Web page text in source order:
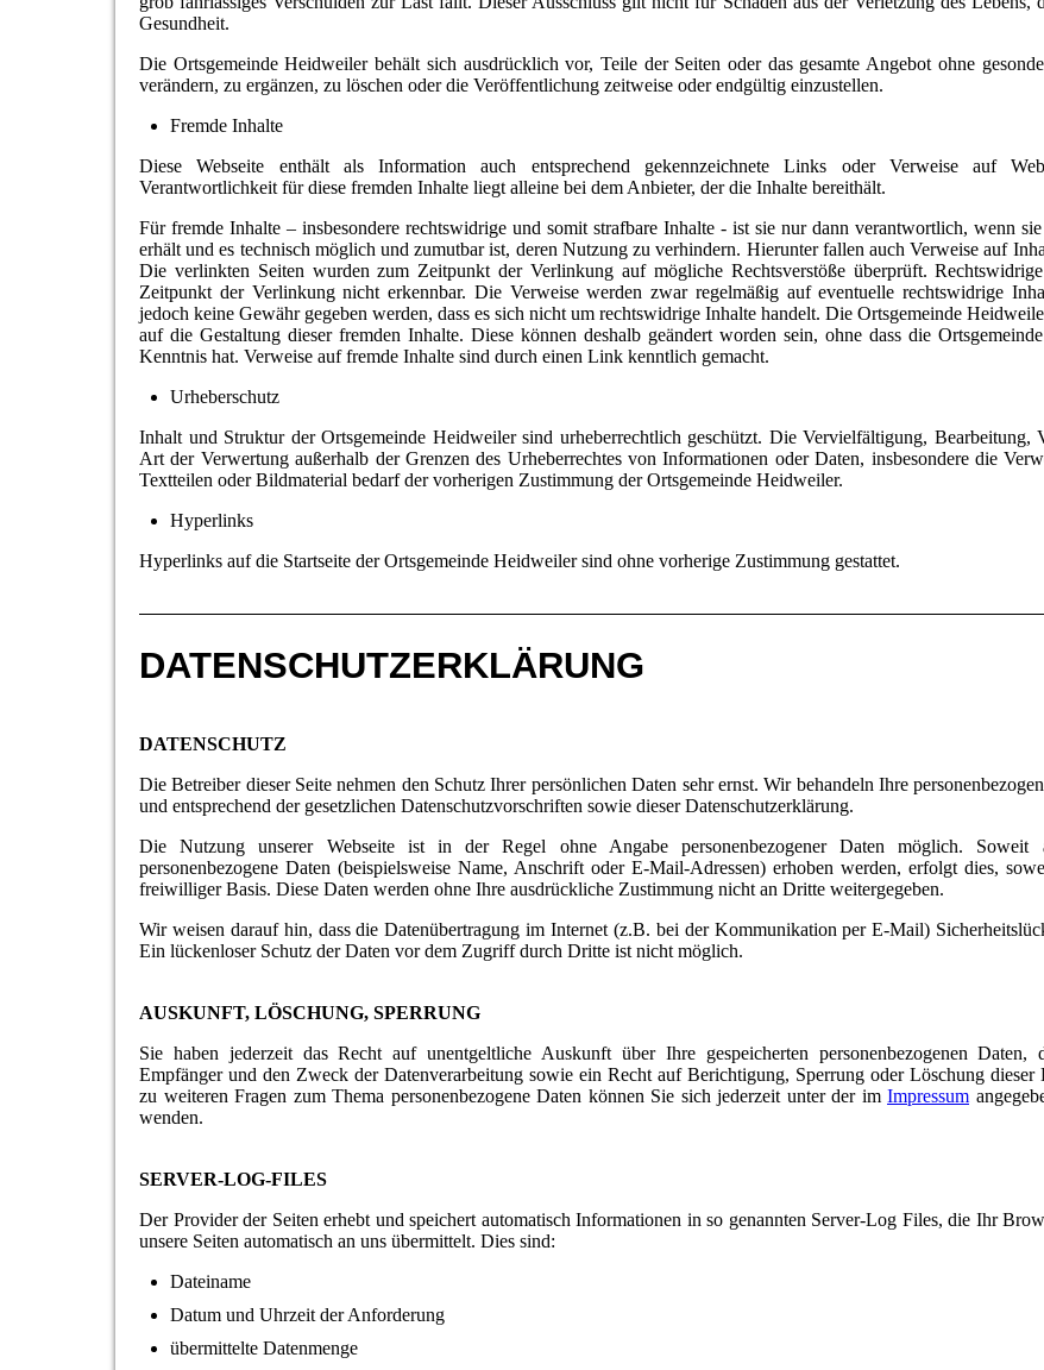
Gesundheit.
Die Ortsgemeinde Heidweiler behält sich ausdrücklich vor, Teile der Seiten oder das gesamte Angebot ohne
verändern, zu ergänzen, zu löschen oder die Veröffentlichung zeitweise oder endgültig einzustellen.
Fremde Inhalte
Diese Webseite enthält als Information auch entsprechend gekennzeichnete Links oder Verweise auf
Verantwortlichkeit für diese fremden Inhalte liegt alleine bei dem Anbieter, der die Inhalte bereithält.
Für fremde Inhalte – insbesondere rechtswidrige und somit strafbare Inhalte - ist sie nur dann verantwortlich, wenn
erhält und es technisch möglich und zumutbar ist, deren Nutzung zu verhindern. Hierunter fallen auch Verweise auf
Die verlinkten Seiten wurden zum Zeitpunkt der Verlinkung auf mögliche Rechtsverstöße überprüft.
Zeitpunkt der Verlinkung nicht erkennbar. Die Verweise werden zwar regelmäßig auf eventuelle rechtswidrige
jedoch keine Gewähr gegeben werden, dass es sich nicht um rechtswidrige Inhalte handelt. Die Ortsgemeinde
auf die Gestaltung dieser fremden Inhalte. Diese können deshalb geändert worden sein, ohne dass die
Kenntnis hat. Verweise auf fremde Inhalte sind durch einen Link kenntlich gemacht.
Urheberschutz
Inhalt und Struktur der Ortsgemeinde Heidweiler sind urheberrechtlich geschützt. Die Vervielfältigung, Bearbeitung,
Art der Verwertung außerhalb der Grenzen des Urheberrechtes von Informationen oder Daten, insbesondere die
Textteilen oder Bildmaterial bedarf der vorherigen Zustimmung der Ortsgemeinde Heidweiler.
Hyperlinks
Hyperlinks auf die Startseite der Ortsgemeinde Heidweiler sind ohne vorherige Zustimmung gestattet.
DATENSCHUTZERKLÄRUNG
DATENSCHUTZ
Die Betreiber dieser Seite nehmen den Schutz Ihrer persönlichen Daten sehr ernst. Wir behandeln Ihre
und entsprechend der gesetzlichen Datenschutzvorschriften sowie dieser Datenschutzerklärung.
Die Nutzung unserer Webseite ist in der Regel ohne Angabe personenbezogener Daten möglich. Soweit
personenbezogene Daten (beispielsweise Name, Anschrift oder E-Mail-Adressen) erhoben werden, erfolgt dies,
freiwilliger Basis. Diese Daten werden ohne Ihre ausdrückliche Zustimmung nicht an Dritte weitergegeben.
Wir weisen darauf hin, dass die Datenübertragung im Internet (z.B. bei der Kommunikation per E-Mail)
Ein lückenloser Schutz der Daten vor dem Zugriff durch Dritte ist nicht möglich.
AUSKUNFT, LÖSCHUNG, SPERRUNG
Sie haben jederzeit das Recht auf unentgeltliche Auskunft über Ihre gespeicherten personenbezogenen Daten,
Empfänger und den Zweck der Datenverarbeitung sowie ein Recht auf Berichtigung, Sperrung oder Löschung dieser
zu weiteren Fragen zum Thema personenbezogene Daten können Sie sich jederzeit unter der im Impressum
wenden.
SERVER-LOG-FILES
Der Provider der Seiten erhebt und speichert automatisch Informationen in so genannten Server-Log Files, die Ihr
unsere Seiten automatisch an uns übermittelt. Dies sind:
Dateiname
Datum und Uhrzeit der Anforderung
übermittelte Datenmenge